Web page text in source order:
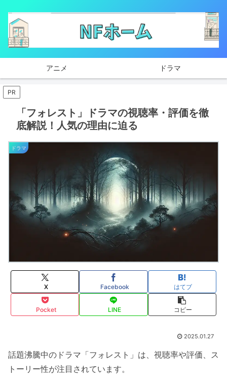
アニメ ドラマ
PR
「フォレスト」ドラマの視聴率・評価を徹
底解説！人気の理由に迫る
ドラマ
X Facebook はてブ
Pocket LINE コピー
2025.01.27
話題沸騰中のドラマ「フォレスト」は、視聴率や評価、ス
トーリー性が注目されています。